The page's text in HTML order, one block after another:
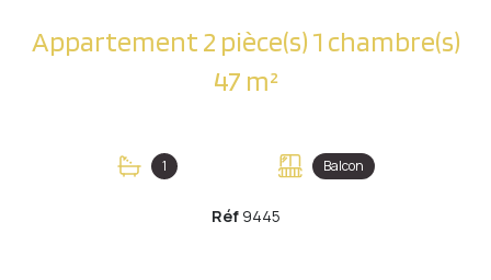
Appartement 2 pièce(s) 1 chambre(s)
47 m²
1 Balcon
Réf 9445